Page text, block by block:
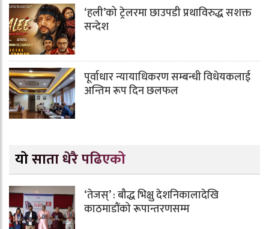
‘हली’को ट्रेलरमा छाउपडी प्रथाविरुद्ध सशक्त
सन्देश
पूर्वाधार न्यायाधिकरण सम्बन्धी विधेयकलाई
अन्तिम रूप दिन छलफल
यो साता धेरै पढिएको
‘तेजस्’ : बौद्ध भिक्षु देशनिकालादेखि
काठमाडौंको रूपान्तरणसम्म